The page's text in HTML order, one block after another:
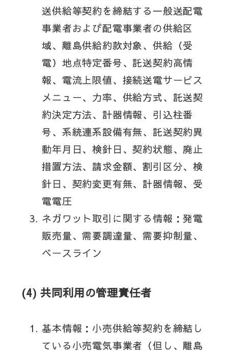
送供給等契約を締結する一般送配電
事業者および配電事業者の供給区
域、離島供給約款対象、供給（受
電）地点特定番号、託送契約高情
報、電流上限値、接続送電サービス
メニュー、力率、供給方式、託送契
約決定方法、計器情報、引込柱番
号、系統連系設備有無、託送契約異
動年月日、検針日、契約状態、廃止
措置方法、請求金額、割引区分、検
針日、契約変更有無、計器情報、受
電電圧
ネガワット取引に関する情報：発電
販売量、需要調達量、需要抑制量、
ベースライン
(4) 共同利用の管理責任者
基本情報：小売供給等契約を締結し
ている小売電気事業者（但し、離島